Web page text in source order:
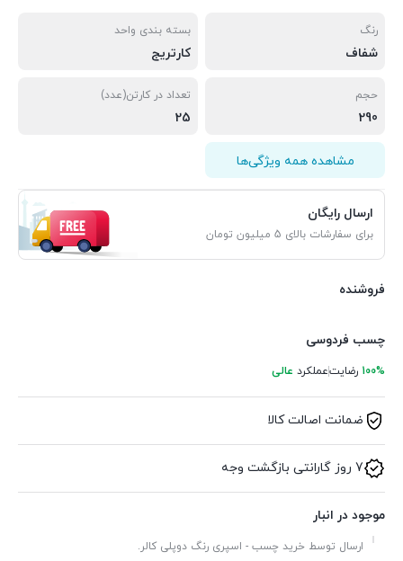
رنگ
شفاف
بسته بندی واحد
کارتریج
حجم
290
تعداد در کارتن(عدد)
25
مشاهده همه ویژگی‌ها
ارسال رایگان
برای سفارشات بالای 5 میلیون تومان
فروشنده
چسب فردوسی
100% رضایتعملکرد عالی
ضمانت اصالت کالا
7 روز گارانتی بازگشت وجه
موجود در انبار
ارسال توسط خرید چسب - اسپری رنگ دوپلی کالر.